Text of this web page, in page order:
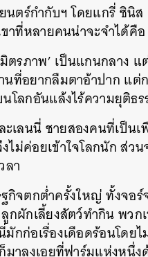
นตร์กำกับฯ โดยแกรี่ซินิส
าที่หลายคนน่าจะจำได้คือ
มิตรภาพ’ เป็นแกนกลาง แ
ที่อยากลืมตาอ้าปาก แต่
โลกอันแล้งไร้ความยุติธร
ะเลนนี่ชายสองคนที่เป็น
ไม่ค่อยเข้าใจโลกนักส่วน
ลา
กิจตกต่ำครั้งใหญ่ทั้งจอร์
กผักเลี้ยงสัตว์ทำกินพวก
กก่อเรื่องเดือดร้อนโดย
าลงเอยที่ฟาร์มแห่งหนึ่ง